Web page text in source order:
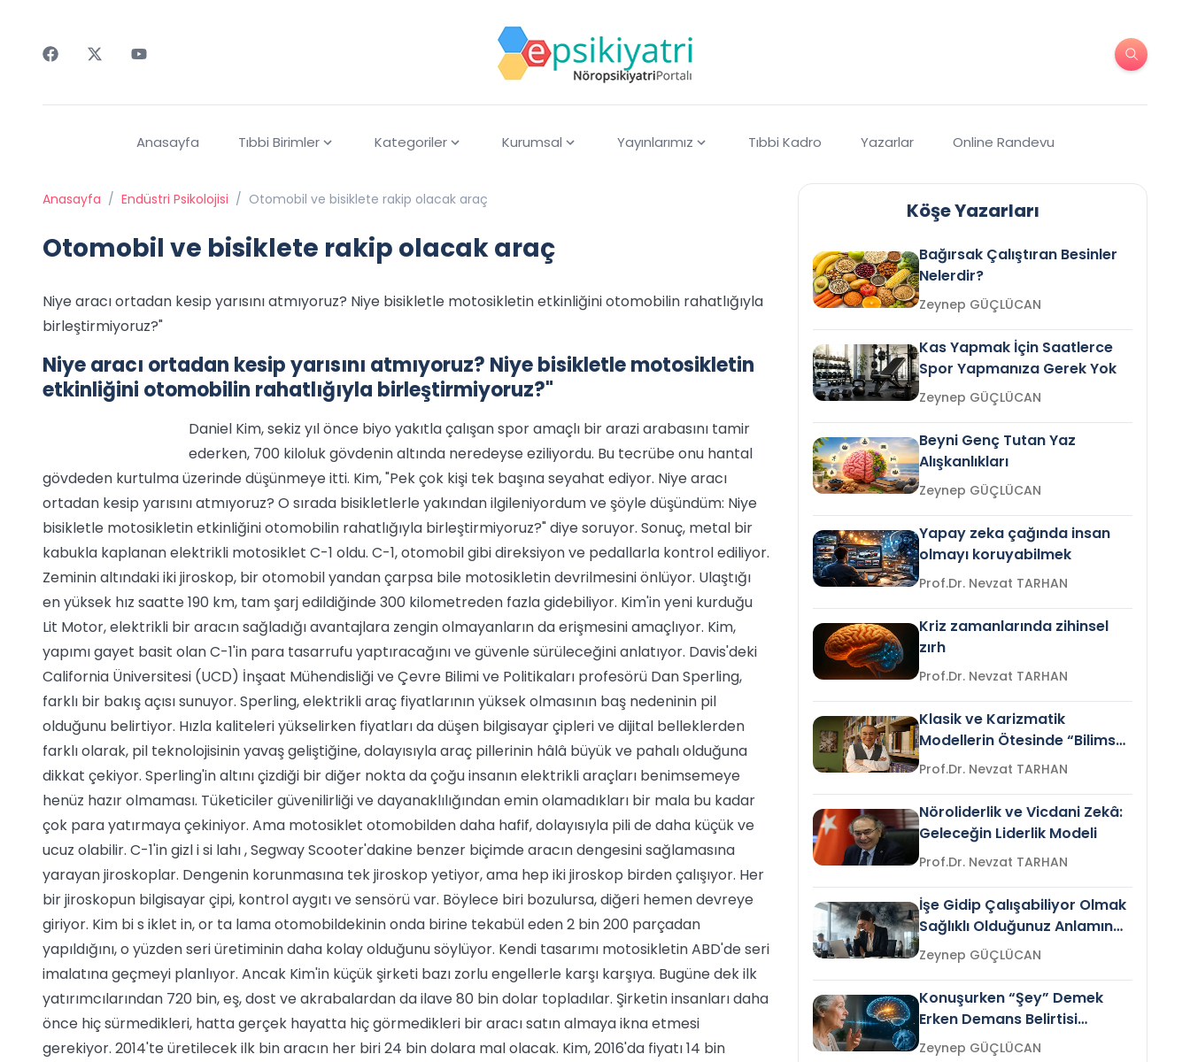
Anasayfa Tıbbi Birimler Kategoriler Kurumsal Yayınlarımız Tıbbi Kadro Yazarlar Online Randevu
Anasayfa / Endüstri Psikolojisi / Otomobil ve bisiklete rakip olacak araç
Otomobil ve bisiklete rakip olacak araç
Niye aracı ortadan kesip yarısını atmıyoruz? Niye bisikletle motosikletin etkinliğini otomobilin rahatlığıyla
birleştirmiyoruz?"
Niye aracı ortadan kesip yarısını atmıyoruz? Niye bisikletle motosikletin
etkinliğini otomobilin rahatlığıyla birleştirmiyoruz?"
Daniel Kim, sekiz yıl önce biyo yakıtla çalışan spor amaçlı bir arazi arabasını tamir
ederken, 700 kiloluk gövdenin altında neredeyse eziliyordu. Bu tecrübe onu hantal
gövdeden kurtulma üzerinde düşünmeye itti. Kim, "Pek çok kişi tek başına seyahat ediyor. Niye aracı
ortadan kesip yarısını atmıyoruz? O sırada bisikletlerle yakından ilgileniyordum ve şöyle düşündüm: Niye
bisikletle motosikletin etkinliğini otomobilin rahatlığıyla birleştirmiyoruz?" diye soruyor. Sonuç, metal bir
kabukla kaplanan elektrikli motosiklet C-1 oldu. C-1, otomobil gibi direksiyon ve pedallarla kontrol ediliyor.
Zeminin altındaki iki jiroskop, bir otomobil yandan çarpsa bile motosikletin devrilmesini önlüyor. Ulaştığı
en yüksek hız saatte 190 km, tam şarj edildiğinde 300 kilometreden fazla gidebiliyor. Kim'in yeni kurduğu
Lit Motor, elektrikli bir aracın sağladığı avantajlara zengin olmayanların da erişmesini amaçlıyor. Kim,
yapımı gayet basit olan C-1'in para tasarrufu yaptıracağını ve güvenle sürüleceğini anlatıyor. Davis'deki
California Üniversitesi (UCD) İnşaat Mühendisliği ve Çevre Bilimi ve Politikaları profesörü Dan Sperling,
farklı bir bakış açısı sunuyor. Sperling, elektrikli araç fiyatlarının yüksek olmasının baş nedeninin pil
olduğunu belirtiyor. Hızla kaliteleri yükselirken fiyatları da düşen bilgisayar çipleri ve dijital belleklerden
farklı olarak, pil teknolojisinin yavaş geliştiğine, dolayısıyla araç pillerinin hâlâ büyük ve pahalı olduğuna
dikkat çekiyor. Sperling'in altını çizdiği bir diğer nokta da çoğu insanın elektrikli araçları benimsemeye
henüz hazır olmaması. Tüketiciler güvenilirliği ve dayanaklılığından emin olamadıkları bir mala bu kadar
çok para yatırmaya çekiniyor. Ama motosiklet otomobilden daha hafif, dolayısıyla pili de daha küçük ve
ucuz olabilir. C-1'in gizl i si lahı , Segway Scooter'dakine benzer biçimde aracın dengesini sağlamasına
yarayan jiroskoplar. Dengenin korunmasına tek jiroskop yetiyor, ama hep iki jiroskop birden çalışıyor. Her
bir jiroskopun bilgisayar çipi, kontrol aygıtı ve sensörü var. Böylece biri bozulursa, diğeri hemen devreye
giriyor. Kim bi s iklet in, or ta lama otomobildekinin onda birine tekabül eden 2 bin 200 parçadan
yapıldığını, o yüzden seri üretiminin daha kolay olduğunu söylüyor. Kendi tasarımı motosikletin ABD'de seri
imalatına geçmeyi planlıyor. Ancak Kim'in küçük şirketi bazı zorlu engellerle karşı karşıya. Bugüne dek ilk
yatırımcılarından 720 bin, eş, dost ve akrabalardan da ilave 80 bin dolar topladılar. Şirketin insanları daha
önce hiç sürmedikleri, hatta gerçek hayatta hiç görmedikleri bir aracı satın almaya ikna etmesi
gerekiyor. 2014'te üretilecek ilk bin aracın her biri 24 bin dolara mal olacak. Kim, 2016'da fiyatı 14 bin
Köşe Yazarları
Bağırsak Çalıştıran Besinler
Nelerdir?
Zeynep GÜÇLÜCAN
Kas Yapmak İçin Saatlerce
Spor Yapmanıza Gerek Yok
Zeynep GÜÇLÜCAN
Beyni Genç Tutan Yaz
Alışkanlıkları
Zeynep GÜÇLÜCAN
Yapay zeka çağında insan
olmayı koruyabilmek
Prof.Dr. Nevzat TARHAN
Kriz zamanlarında zihinsel
zırh
Prof.Dr. Nevzat TARHAN
Klasik ve Karizmatik
Modellerin Ötesinde “Bilimsel
Liderlik”
Prof.Dr. Nevzat TARHAN
Nöroliderlik ve Vicdani Zekâ:
Geleceğin Liderlik Modeli
Prof.Dr. Nevzat TARHAN
İşe Gidip Çalışabiliyor Olmak
Sağlıklı Olduğunuz Anlamına
Gelir mi?Zeynep GÜÇLÜCAN
Konuşurken “Şey” Demek
Erken Demans Belirtisi
Olabilir mi?Zeynep GÜÇLÜCAN